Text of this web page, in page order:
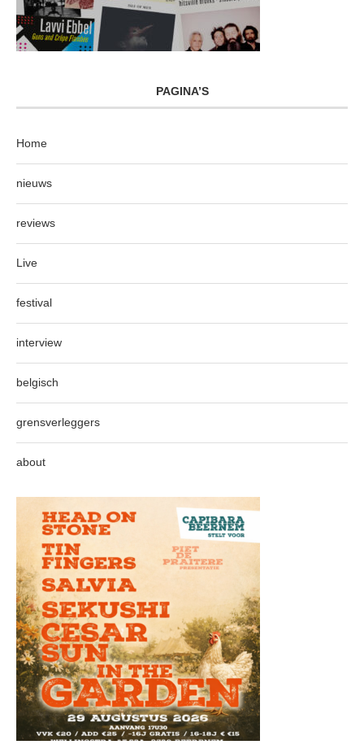
PAGINA’S
Home
nieuws
reviews
Live
festival
interview
belgisch
grensverleggers
about